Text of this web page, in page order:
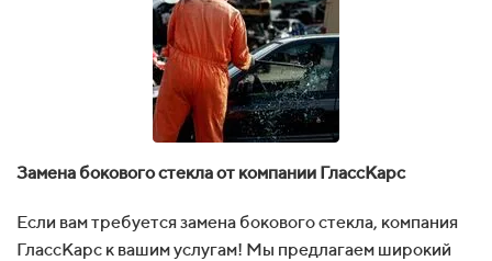
Замена бокового стекла от компании ГлассКарс
Если вам требуется замена бокового стекла, компания
ГлассКарс к вашим услугам! Мы предлагаем широкий